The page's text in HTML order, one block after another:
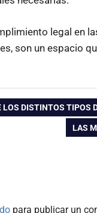
legal en
son un espacio
LOS DISTINTOS TIPOS
LAS
para publicar un